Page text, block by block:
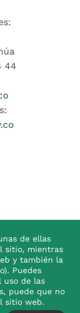
44
de ellas
sitio, mientras
y también la
Puedes
de las
puede que no
sitio web.